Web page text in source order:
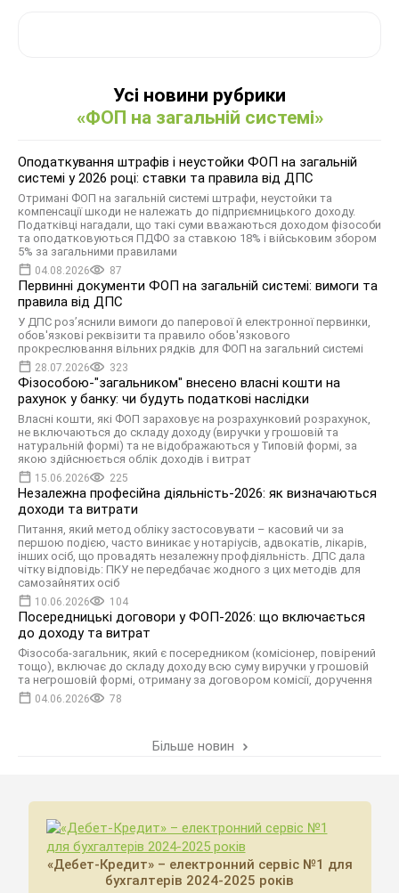
Усі новини рубрики
«ФОП на загальній системі»
Оподаткування штрафів і неустойки ФОП на загальній
системі у 2026 році: ставки та правила від ДПС
Отримані ФОП на загальній системі штрафи, неустойки та
компенсації шкоди не належать до підприємницького доходу.
Податківці нагадали, що такі суми вважаються доходом фізособи
та оподатковуються ПДФО за ставкою 18% і військовим збором
5% за загальними правилами
04.08.2026 87
Первинні документи ФОП на загальній системі: вимоги та
правила від ДПС
У ДПС роз’яснили вимоги до паперової й електронної первинки,
обов'язкові реквізити та правило обов'язкового
прокреслювання вільних рядків для ФОП на загальний системі
28.07.2026 323
Фізособою-"загальником" внесено власні кошти на
рахунок у банку: чи будуть податкові наслідки
Власні кошти, які ФОП зараховує на розрахунковий розрахунок,
не включаються до складу доходу (виручки у грошовій та
натуральній формі) та не відображаються у Типовій формі, за
якою здійснюється облік доходів і витрат
15.06.2026 225
Незалежна професійна діяльність-2026: як визначаються
доходи та витрати
Питання, який метод обліку застосовувати – касовий чи за
першою подією, часто виникає у нотаріусів, адвокатів, лікарів,
інших осіб, що провадять незалежну профдіяльність. ДПС дала
чітку відповідь: ПКУ не передбачає жодного з цих методів для
самозайнятих осіб
10.06.2026 104
Посередницькі договори у ФОП-2026: що включається
до доходу та витрат
Фізособа-загальник, який є посередником (комісіонер, повірений
тощо), включає до складу доходу всю суму виручки у грошовій
та негрошовій формі, отриману за договором комісії, доручення
04.06.2026 78
Більше новин
«Дебет-Кредит» – електронний сервіс №1 для
бухгалтерів 2024-2025 років